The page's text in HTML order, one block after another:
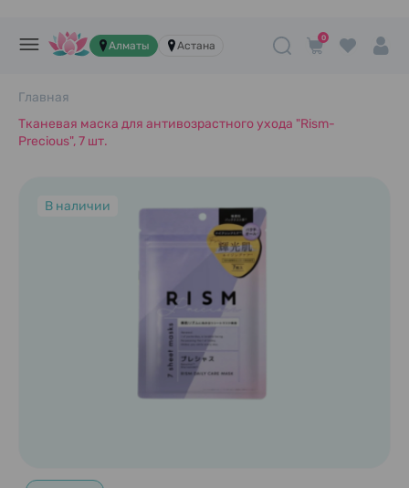
Алматы Астана
0
Главная
Тканевая маска для антивозрастного ухода "Rism-
Precious", 7 шт.
В наличии